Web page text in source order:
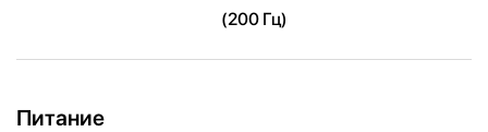
(200 Гц)
Питание